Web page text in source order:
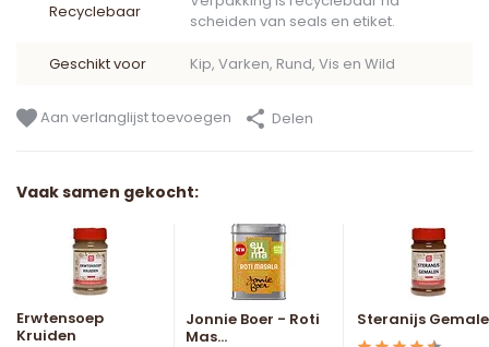
Recyclebaar
scheiden van seals en etiket.
Geschikt voor Kip, Varken, Rund, Vis en Wild
Aan verlanglijst toevoegen Delen
Vaak samen gekocht:
Erwtensoep
Kruiden
Jonnie Boer - Roti
Mas...
Steranijs